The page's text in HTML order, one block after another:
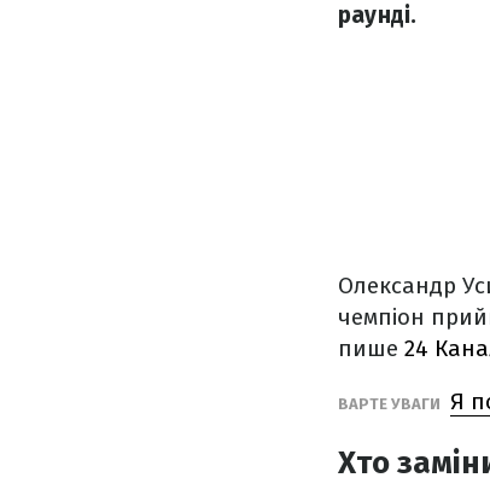
раунді.
Олександр
чемпіон
пише 24
ВАРТЕ УВАГИ Я
Хто